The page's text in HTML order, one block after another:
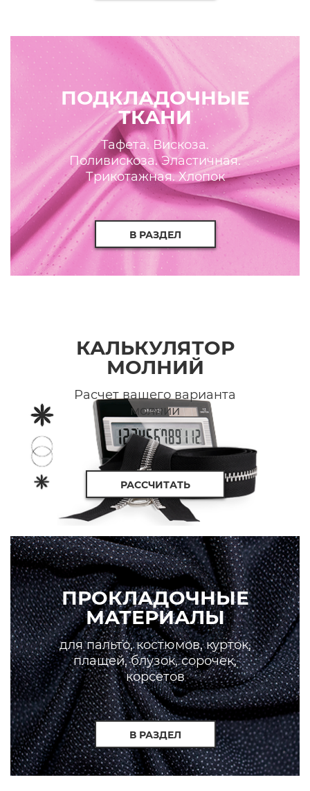
ПОДКЛАДОЧНЫЕ
ТКАНИ
Тафета. Вискоза.
Поливискоза. Эластичная.
Трикотажная. Хлопок
В РАЗДЕЛ
КАЛЬКУЛЯТОР
МОЛНИЙ
Расчет вашего варианта
молнии
РАССЧИТАТЬ
ПРОКЛАДОЧНЫЕ
МАТЕРИАЛЫ
для пальто, костюмов, курток,
плащей, блузок, сорочек,
корсетов
В РАЗДЕЛ